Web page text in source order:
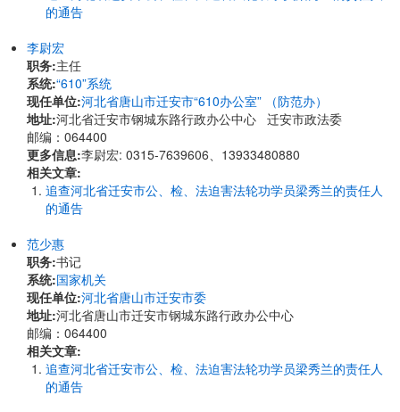
的通告
李尉宏
职务:主任
系统:“610”系统
现任单位:河北省唐山市迁安市“610办公室” （防范办）
地址:河北省迁安市钢城东路行政办公中心 迁安市政法委
邮编：064400
更多信息:李尉宏: 0315-7639606、13933480880
相关文章:
追查河北省迁安市公、检、法迫害法轮功学员梁秀兰的责任人
的通告
范少惠
职务:书记
系统:国家机关
现任单位:河北省唐山市迁安市委
地址:河北省唐山市迁安市钢城东路行政办公中心
邮编：064400
相关文章:
追查河北省迁安市公、检、法迫害法轮功学员梁秀兰的责任人
的通告